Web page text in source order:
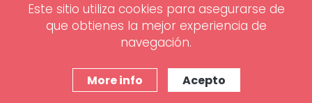
Este sitio utiliza cookies para asegurarse de
que obtienes la mejor experiencia de
navegación.
More info Acepto
Copyrights © 2026 All Rights Reserved by Biosphere
Responsible Tourism Inc.
www.projectesainternet.com